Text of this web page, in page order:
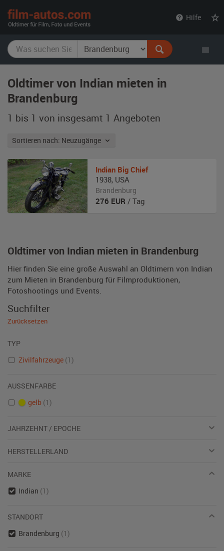
Hilfe
Oldtimer von Indian mieten in
Brandenburg
1 bis 1 von insgesamt 1 Angeboten
Sortieren nach: Neuzugänge
Oldtimer von Indian mieten in Brandenburg
Hier finden Sie eine große Auswahl an Oldtimern von Indian
zum Mieten in Brandenburg für Filmproduktionen,
Fotoshootings und Events.
Indian Big Chief
1938, USA
Brandenburg
276 EUR / Tag
Suchfilter
Zurücksetzen
TYP
Zivilfahrzeuge (1)
AUSSENFARBE
gelb (1)
JAHRZEHNT / EPOCHE
HERSTELLERLAND
MARKE
Indian (1)
STANDORT
Brandenburg (1)